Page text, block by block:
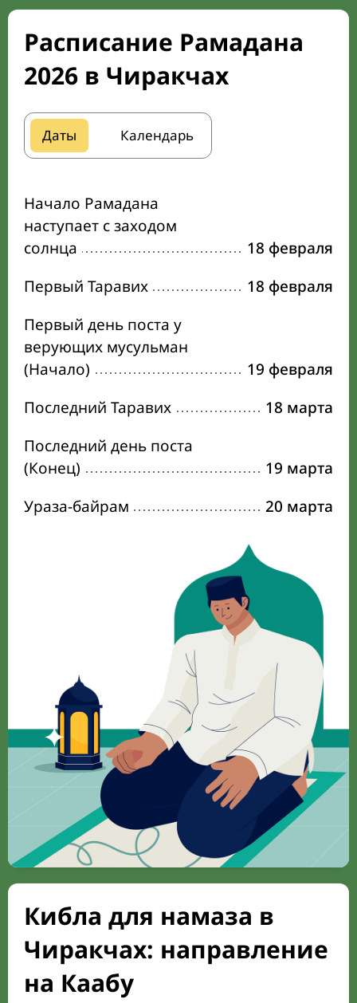
Расписание Рамадана
2026 в Чиракчах
Даты Календарь
Начало Рамадана
наступает с заходом
солнца
18 февраля
Первый Таравих
18 февраля
Первый день поста у
верующих мусульман
(Начало)
19 февраля
Последний Таравих
18 марта
Последний день поста
(Конец)
19 марта
Ураза-байрам
20 марта
Кибла для намаза в
Чиракчах: направление
на Каабу